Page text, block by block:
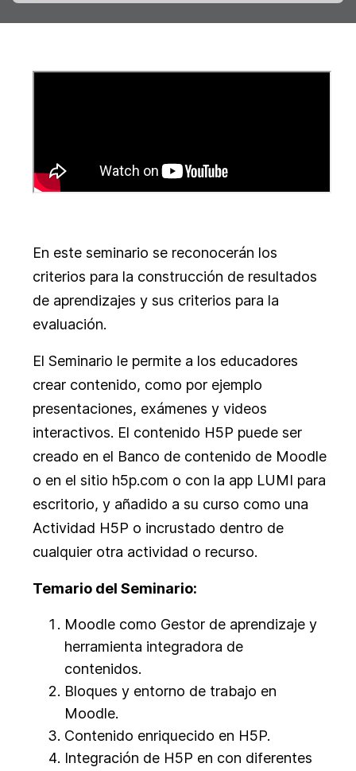
En este seminario se reconocerán los
criterios para la construcción de resultados
de aprendizajes y sus criterios para la
evaluación.
El Seminario le permite a los educadores
crear contenido, como por ejemplo
presentaciones, exámenes y videos
interactivos. El contenido H5P puede ser
creado en el Banco de contenido de Moodle
o en el sitio h5p.com o con la app LUMI para
escritorio, y añadido a su curso como una
Actividad H5P o incrustado dentro de
cualquier otra actividad o recurso.
Temario del Seminario:
Moodle como Gestor de aprendizaje y
herramienta integradora de
contenidos.
Bloques y entorno de trabajo en
Moodle.
Contenido enriquecido en H5P.
Integración de H5P en con diferentes